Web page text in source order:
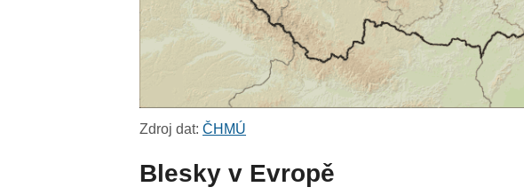
Zdroj dat:ČHMÚ
Blesky v Evropě